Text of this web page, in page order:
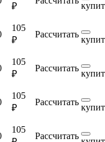
₽
105
₽
Рассчитать
105
₽
Рассчитать
105
₽
Рассчитать
105
Рассчитать